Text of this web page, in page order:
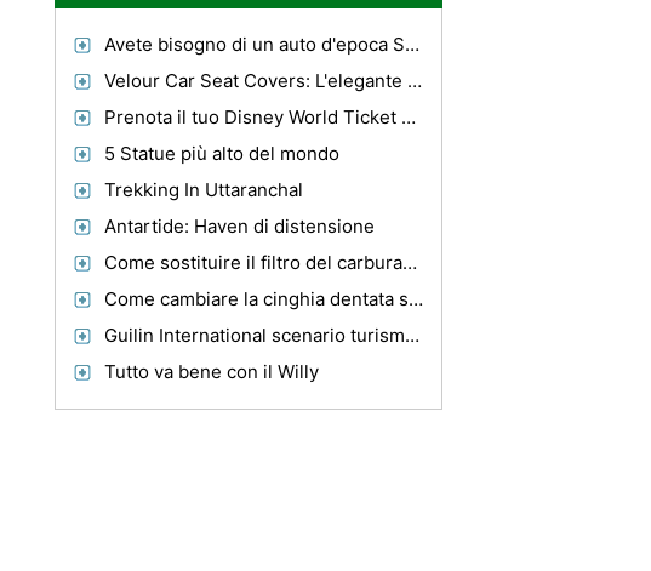
Avete bisogno di un auto d'epoca Servizio di trasporto
Velour Car Seat Covers: L'elegante di sedile su misura Covers
Prenota il tuo Disney World Ticket online
5 Statue più alto del mondo
Trekking In Uttaranchal
Antartide: Haven di distensione
Come sostituire il filtro del carburante su una Toyota Avalon
Come cambiare la cinghia dentata su un Pathfinder
Guilin International scenario turismo festa celebrata
Tutto va bene con il Willy